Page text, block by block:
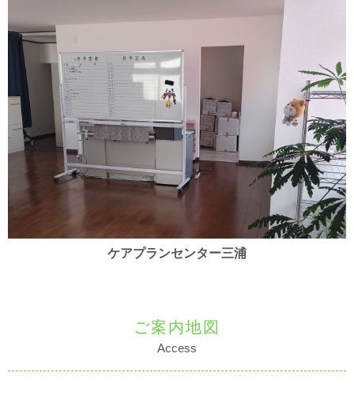
ケアプランセンター三浦
ご案内地図
Access